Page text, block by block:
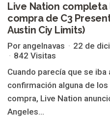
Live Nation
compra de C3
Austin Ciy Limits)
Por angelnavas
22 de
842 Visitas
Cuando parecía que se iba
confirmación alguna de
compra, Live Nation
Angeles...